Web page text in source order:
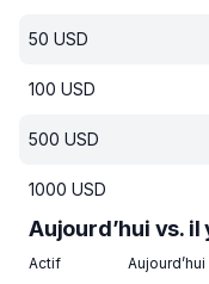
50 USD
100 USD
500 USD
1000 USD
Aujourd’hui vs. il
Actif Aujourd’hui